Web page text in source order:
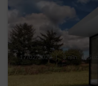
17/02/2020 | 3 min.
Wonen in een tiny